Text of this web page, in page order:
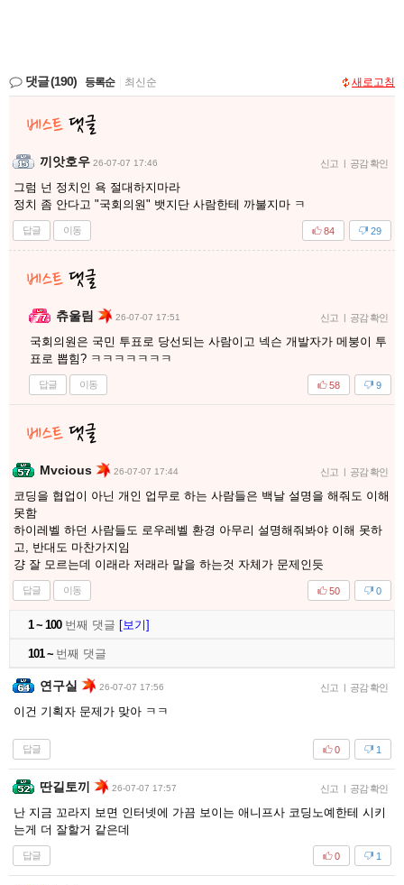
댓글(190) 등록순 최신순 새로고침
끼앗호우 26-07-07 17:46 신고 | 공감 확인
그럼 넌 정치인 욕 절대하지마라
정치 좀 안다고 "국회의원" 뱃지단 사람한테 까불지마 ㅋ
답글 이동 29
84
츄울림 26-07-07 17:51 신고 | 공감 확인
국회의원은 국민 투표로 당선되는 사람이고 넥슨 개발자가 메붕이 투
표로 뽑힘? ㅋㅋㅋㅋㅋㅋㅋ
답글 이동 9
58
Mvcious 26-07-07 17:44 신고 | 공감 확인
코딩을 협업이 아닌 개인 업무로 하는 사람들은 백날 설명을 해줘도 이해
못함
하이레벨 하던 사람들도 로우레벨 환경 아무리 설명해줘봐야 이해 못하
고, 반대도 마찬가지임
걍 잘 모르는데 이래라 저래라 말을 하는것 자체가 문제인듯
답글 이동 0
50
1 ~ 100번째 댓글 [보기]
101 ~ 번째 댓글
연구실 26-07-07 17:56 신고 | 공감 확인
이건 기획자 문제가 맞아 ㅋㅋ
답글 1
0
딴길토끼 26-07-07 17:57 신고 | 공감 확인
난 지금 꼬라지 보면 인터넷에 가끔 보이는 애니프사 코딩노예한테 시키
는게 더 잘할거 같은데
답글 1
0